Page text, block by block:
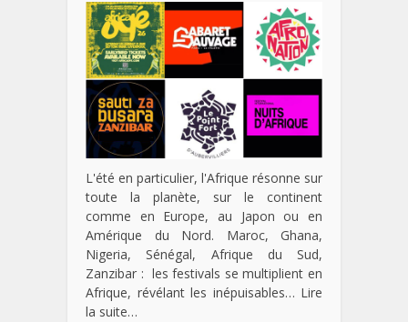
L'été en particulier, l'Afrique résonne sur
toute la planète, sur le continent
comme en Europe, au Japon ou en
Amérique du Nord. Maroc, Ghana,
Nigeria, Sénégal, Afrique du Sud,
Zanzibar : les festivals se multiplient en
Afrique, révélant les inépuisables… Lire
la suite…